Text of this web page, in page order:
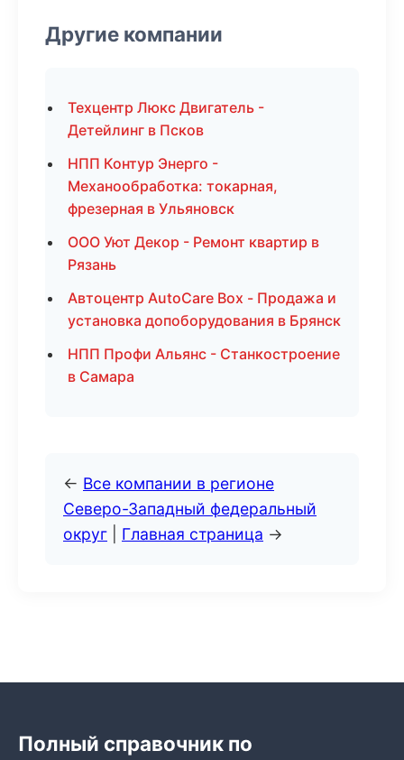
Другие компании
Техцентр Люкс Двигатель -
Детейлинг в Псков
НПП Контур Энерго -
Механообработка: токарная,
фрезерная в Ульяновск
ООО Уют Декор - Ремонт квартир в
Рязань
Автоцентр AutoCare Box - Продажа и
установка допоборудования в Брянск
НПП Профи Альянс - Станкостроение
в Самара
← Все компании в регионе
Северо-Западный федеральный
округ
Главная страница →
Полный справочник по